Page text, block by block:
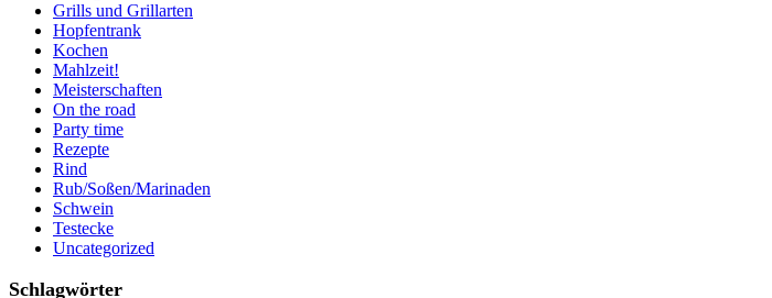
Grills und Grillarten
Hopfentrank
Kochen
Mahlzeit!
Meisterschaften
On the road
Party time
Rezepte
Rind
Rub/Soßen/Marinaden
Schwein
Testecke
Uncategorized
Schlagwörter